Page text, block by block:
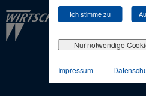
Ich stimme zu
Nur notwendige
Impressum
Der